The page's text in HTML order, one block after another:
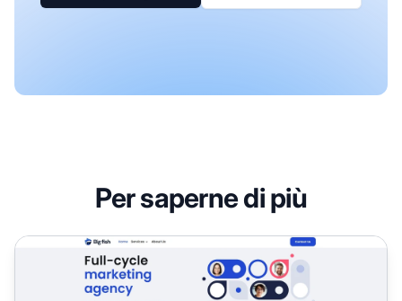
Per saperne di più
Programma di affiliazione Bigfish Partners